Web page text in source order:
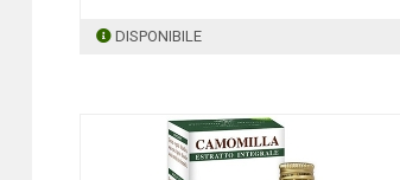
DISPONIBILE